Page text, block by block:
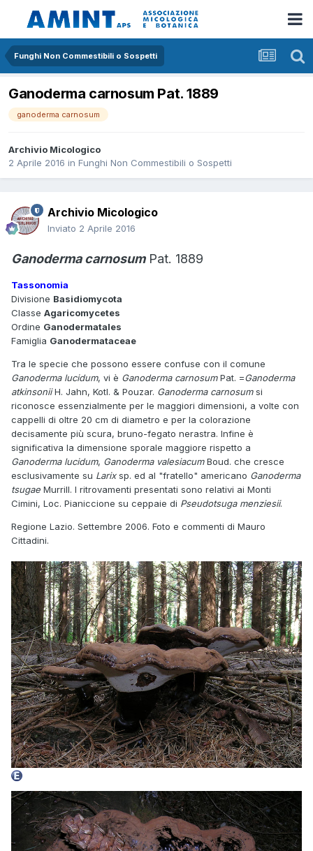
Funghi Non Commestibili o Sospetti
Ganoderma carnosum Pat. 1889
ganoderma carnosum
Archivio Micologico
2 Aprile 2016 in Funghi Non Commestibili o Sospetti
Archivio Micologico
Inviato 2 Aprile 2016
Ganoderma carnosumPat. 1889
Tassonomia
Divisione Basidiomycota
Classe Agaricomycetes
Ordine Ganodermatales
Famiglia Ganodermataceae
Tra le specie che possono essere confuse con il comune
Ganoderma lucidum, vi è Ganoderma carnosumPat. =Ganoderma
atkinsoniiH. Jahn, Kotl. & Pouzar. Ganoderma carnosumsi
riconosce essenzialmente per le maggiori dimensioni, a volte con
cappelli di oltre 20 cm di diametro e per la colorazione
decisamente più scura, bruno-fegato nerastra. Infine è
significativa la dimensione sporale maggiore rispetto a
Ganoderma lucidum, Ganoderma valesiacumBoud. che cresce
esclusivamente su Larixsp. ed al "fratello" americano Ganoderma
tsugae Murrill. I ritrovamenti presentati sono relativi ai Monti
Cimini, Loc. Pianiccione su ceppaie di Pseudotsuga menziesii.
Regione Lazio. Settembre 2006. Foto e commenti di Mauro
Cittadini.